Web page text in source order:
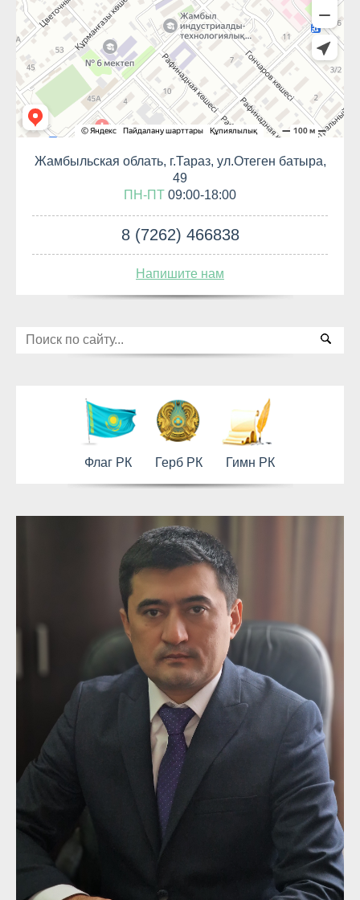
Жамбыльская облать, г.Тараз, ул.Отеген батыра,
49
ПН-ПТ 09:00-18:00
8 (7262) 466838
Напишите нам
Флаг РК Герб РК Гимн РК